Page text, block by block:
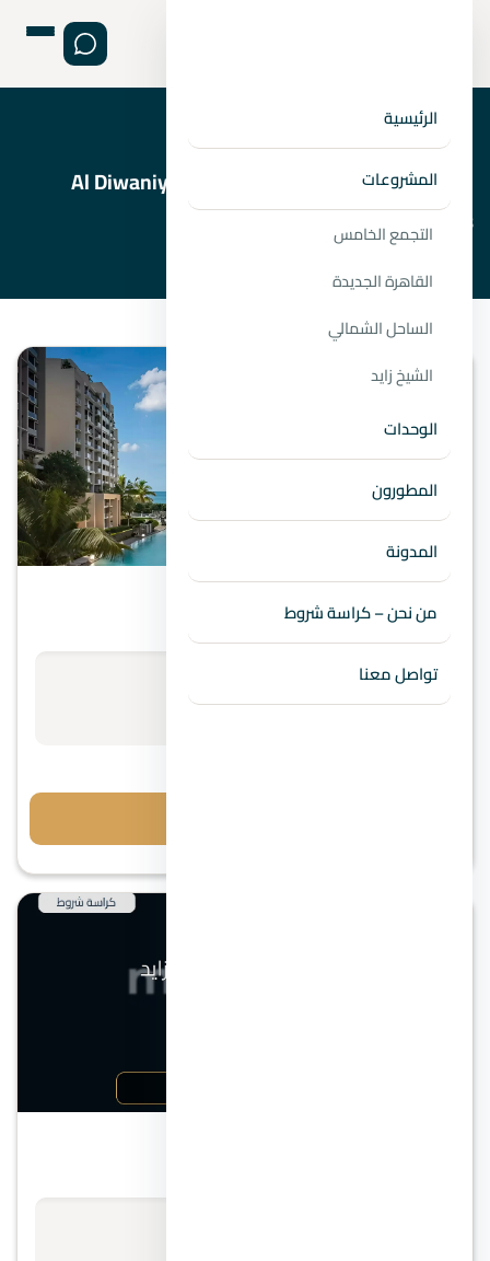
الرئيسية
المشروعات
التجمع الخامس
القاهرة الجديدة
الساحل الشمالي
الشيخ زايد
الوحدات
المطورون
المدونة
من نحن – كراسة شروط
تواصل معنا
الصفحة الرئيسية ›
›
شركة الديوانية للتطوير العقاري Al Diwaniya
Developments
الساحل الشمالي
Villar Al Alamin في North Coast
الأسعار تبدأ من
استفسر عن السعر